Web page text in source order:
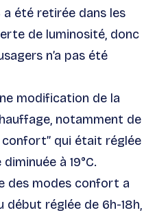
a été retirée dans les
de luminosité, donc
n’a pas été
modification de la
notamment de
confort” qui était réglée
diminuée à 19°C.
des modes confort a
début réglée de 6h-18h,